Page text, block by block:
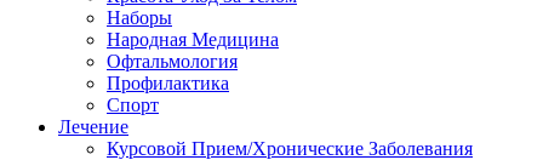
Наборы
Народная Медицина
Офтальмология
Профилактика
Спорт
Лечение
Курсовой Прием/Хронические Заболевания